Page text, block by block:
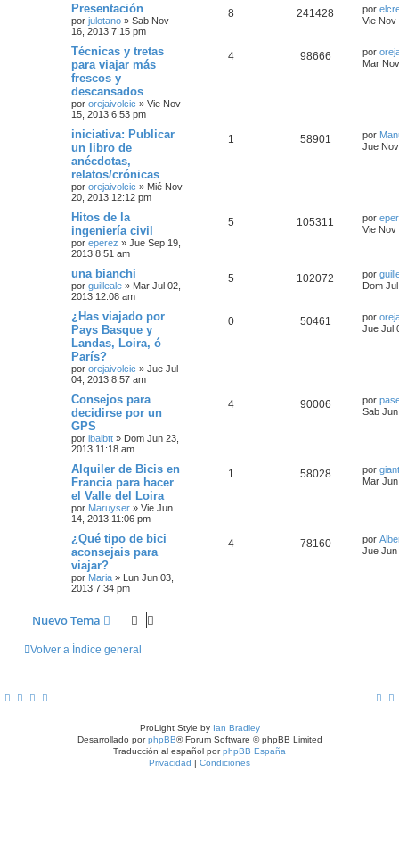
Presentación
por julotano » Sab Nov
16, 2013 7:15 pm
8 241428 por
Vie Nov
Técnicas y tretas
para viajar más
frescos y
descansados
por orejaivolcic » Vie Nov
15, 2013 6:53 pm
4 98666 por
Mar
iniciativa: Publicar
un libro de
anécdotas,
relatos/crónicas
por orejaivolcic » Mié Nov
20, 2013 12:12 pm
1 58901 por
Jue
Hitos de la
ingeniería civil
por eperez » Jue Sep 19,
2013 8:51 am
5 105311 por
Vie Nov
una bianchi
por guilleale » Mar Jul 02,
2013 12:08 am
5 102072 por
Dom
¿Has viajado por
Pays Basque y
Landas, Loira, ó
París?
por orejaivolcic » Jue Jul
04, 2013 8:57 am
0 50461 por
Jue Jul
Consejos para
decidirse por un
GPS
por ibaibtt » Dom Jun 23,
2013 11:18 am
4 90006 por
Sab
Alquiler de Bicis en
Francia para hacer
el Valle del Loira
por Maruyser » Vie Jun
14, 2013 11:06 pm
1 58028 por giant
Mar
¿Qué tipo de bici
aconsejais para
viajar?
por Maria » Lun Jun 03,
2013 7:34 pm
4 78160 por
Jue Jun
Nuevo Tema
Volver a Índice general
ProLight Style by Ian Bradley
Desarrollado porphpBB® Forum Software © phpBB Limited
Traducción al español porphpBB España
Privacidad | Condiciones